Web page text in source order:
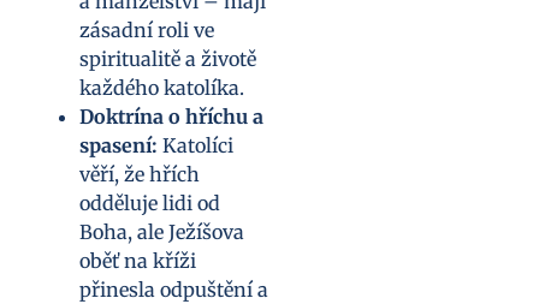
zásadní roli ve
spiritualitě a životě
každého katolíka.
Doktrína o hříchu a
spasení: Katolíci
věří, že hřích
odděluje lidi od
Boha, ale Ježíšova
oběť na kříži
přinesla odpuštění a